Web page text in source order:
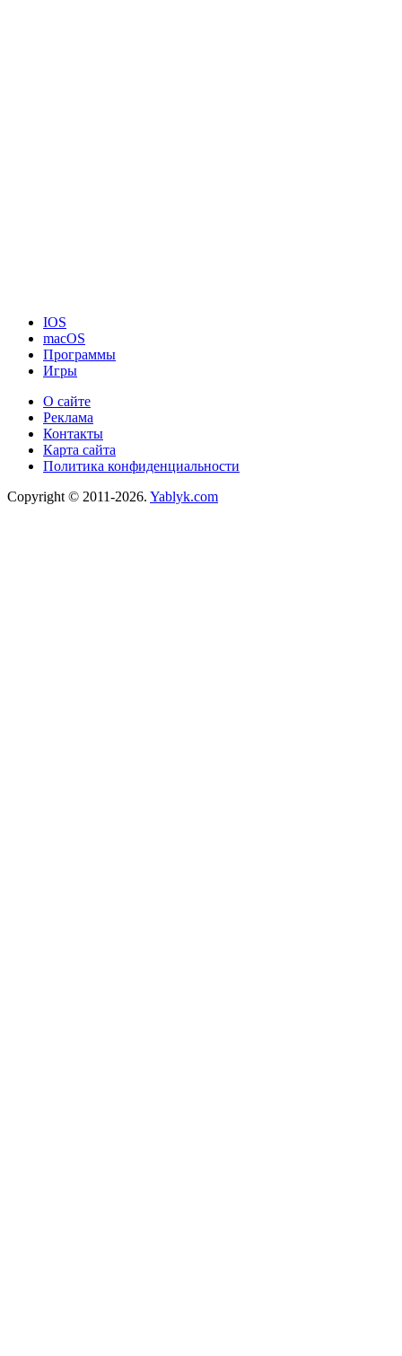
IOS
macOS
Программы
Игры
О сайте
Реклама
Контакты
Карта сайта
Политика конфиденциальности
Copyright © 2011-2026. Yablyk.сom